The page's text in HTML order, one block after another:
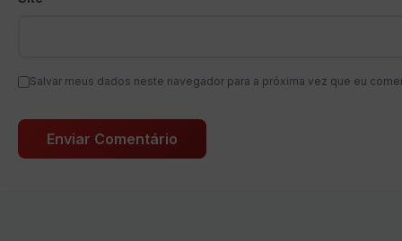
Salvar meus dados neste navegador para a próxima vez que eu